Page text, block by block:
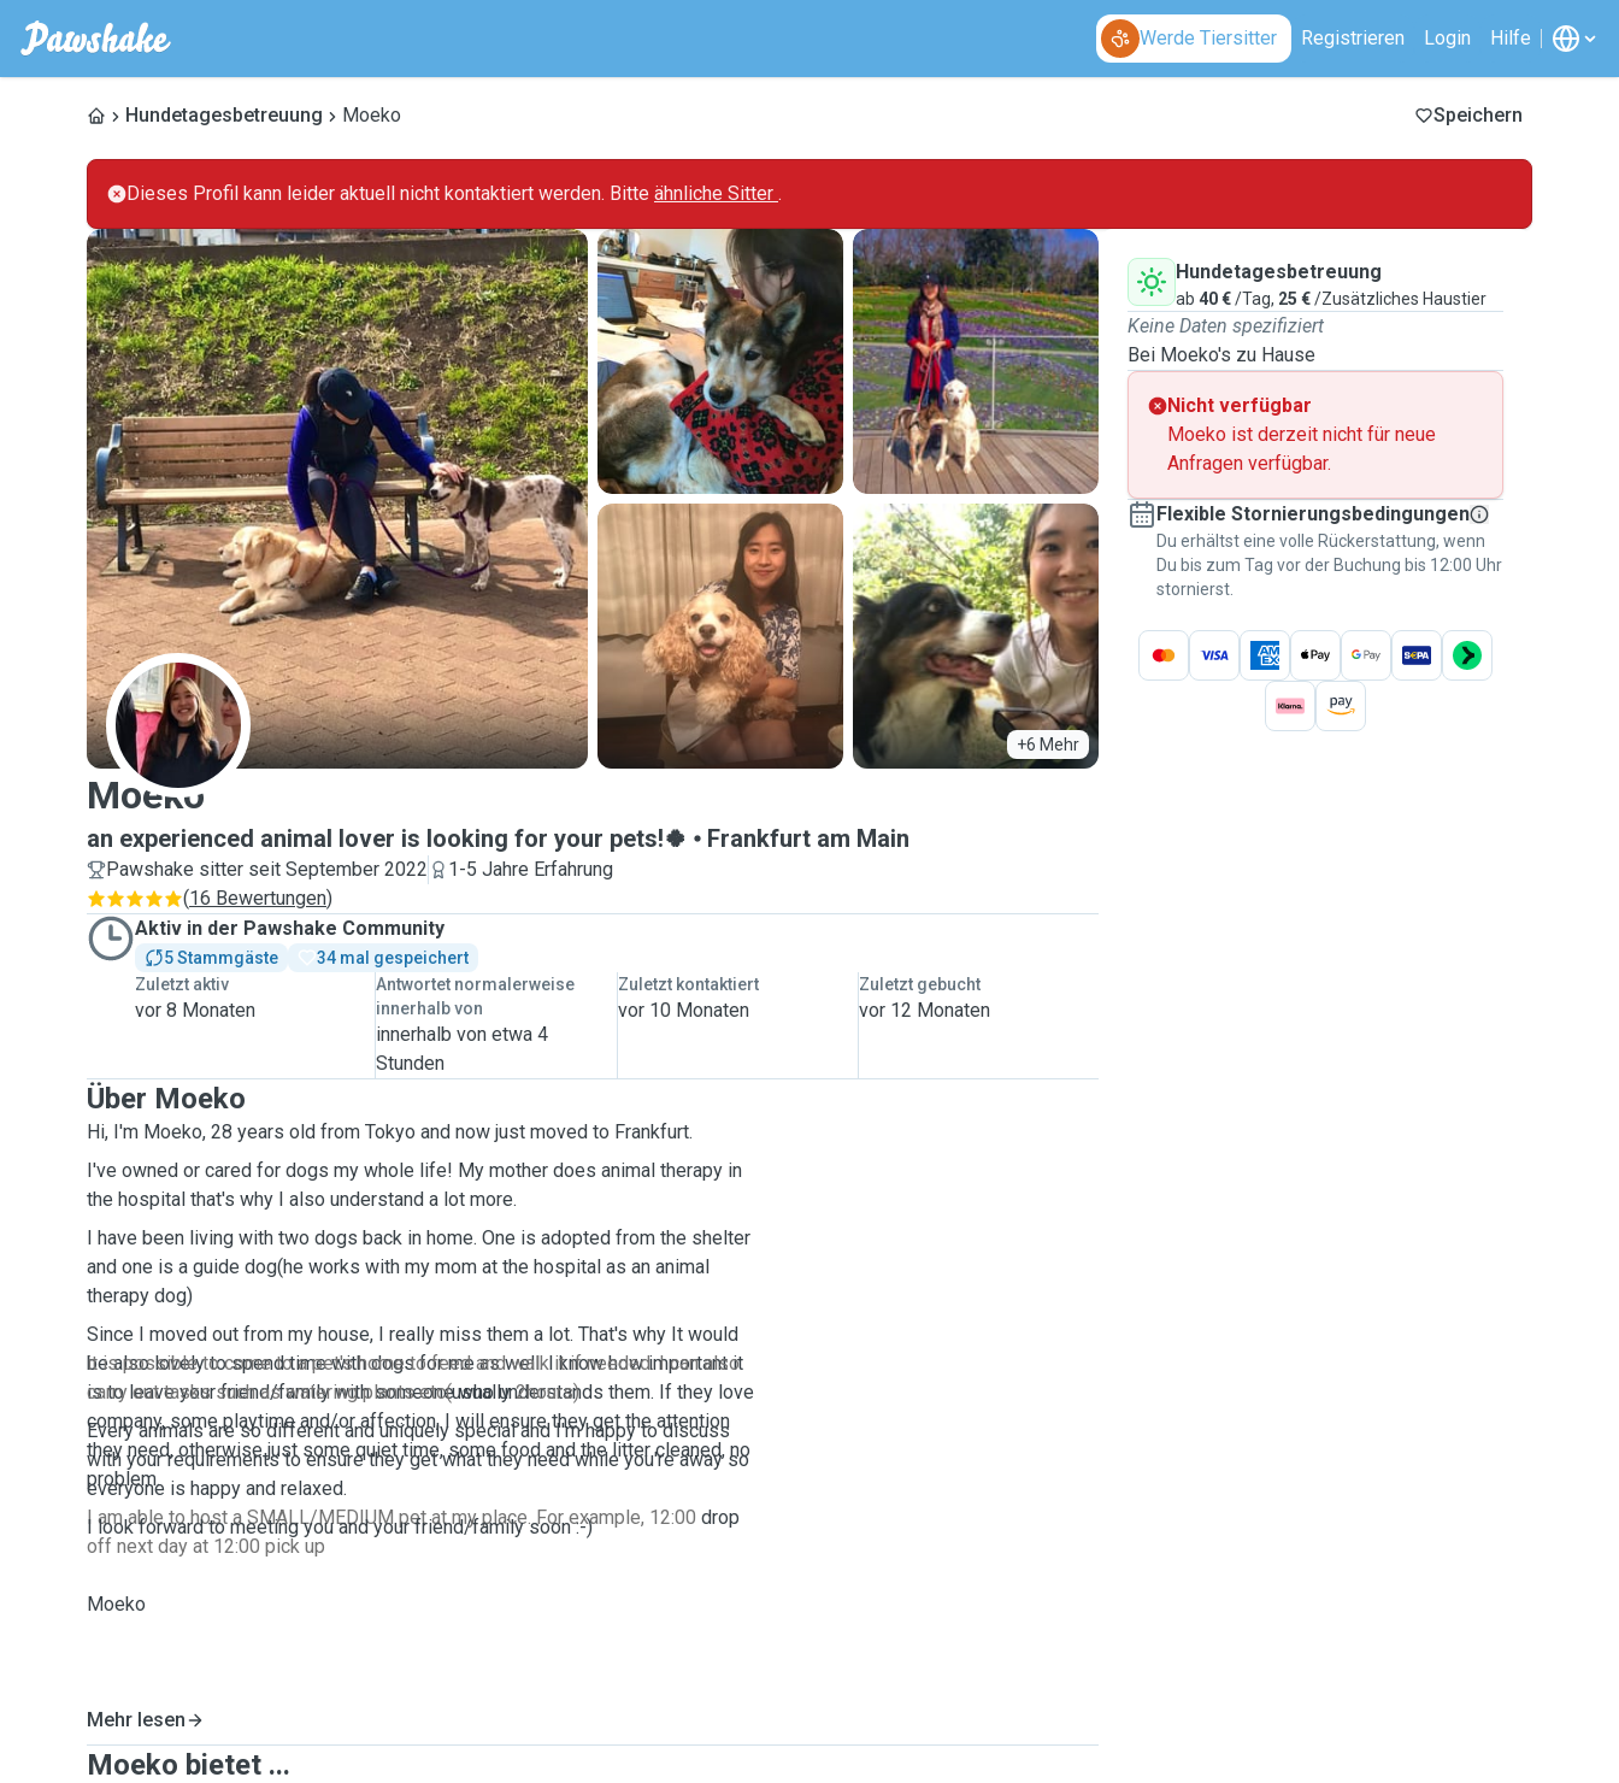
Werde Tiersitter Registrieren Login Hilfe
Hundetagesbetreuung Moeko Speichern
Dieses Profil kann leider aktuell nicht kontaktiert werden. Bitte ähnliche Sitter .
+6 Mehr
M
Moeko
an experienced animal lover is looking for your pets!🍀 Frankfurt am Main
Pawshake sitter seit September 2022
1-5 Jahre Erfahrung
(16 Bewertungen)
Aktiv in der Pawshake Community
5 Stammgäste
34 mal gespeichert
Zuletzt aktiv
vor 8 Monaten
Antwortet normalerweise
innerhalb von
innerhalb von etwa 4
Stunden
Zuletzt kontaktiert
vor 10 Monaten
Zuletzt gebucht
vor 12 Monaten
Über Moeko
Hi, I'm Moeko, 28 years old from Tokyo and now just moved to Frankfurt.
I've owned or cared for dogs my whole life! My mother does animal therapy in
the hospital that's why I also understand a lot more.
I have been living with two dogs back in home. One is adopted from the shelter
and one is a guide dog(he works with my mom at the hospital as an animal
therapy dog)
Since I moved out from my house, I really miss them a lot. That's why It would
be also lovely to spend time with dogs for me as well. I know how important it
is to leave your friend/family with someone who understands them. If they love
company, some playtime and/or affection, I will ensure they get the attention
they need, otherwise just some quiet time, some food and the litter cleaned, no
problem.
I am able to host a SMALL/MEDIUM pet at my place. For example, 12:00 drop
off next day at 12:00 pick up
it is possible to come to a pet's home to feed and walk it if needed. I can also
carry out tasks such as watering plants etc(usually2hours)
Every animals are so different and uniquely special and I'm happy to discuss
with your requirements to ensure they get what they need while you're away so
everyone is happy and relaxed.
I look forward to meeting you and your friend/family soon :-)
Moeko
Mehr lesen
Moeko bietet ...
Hundetagesbetreuung
ab 40 €/Tag, 25 €/Zusätzliches Haustier
Keine Daten spezifiziert
Bei Moeko's zu Hause
Nicht verfügbar
Moeko ist derzeit nicht für neue
Anfragen verfügbar.
Flexible Stornierungsbedingungen
Du erhältst eine volle Rückerstattung, wenn
Du bis zum Tag vor der Buchung bis 12:00 Uhr
stornierst.